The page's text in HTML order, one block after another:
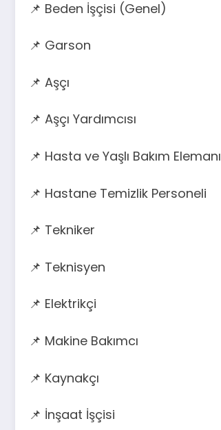
📌 Beden İşçisi (Genel)
📌 Garson
📌 Aşçı
📌 Aşçı Yardımcısı
📌 Hasta ve Yaşlı Bakım Elemanı
📌 Hastane Temizlik Personeli
📌 Tekniker
📌 Teknisyen
📌 Elektrikçi
📌 Makine Bakımcı
📌 Kaynakçı
📌 İnşaat İşçisi